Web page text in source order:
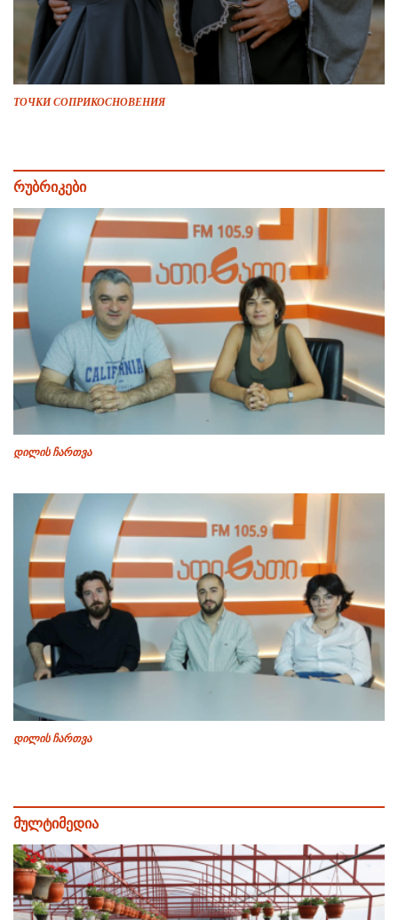
ТОЧКИ СОПРИКОСНОВЕНИЯ
რუბრიკები
დილის ჩართვა
დილის ჩართვა
მულტიმედია